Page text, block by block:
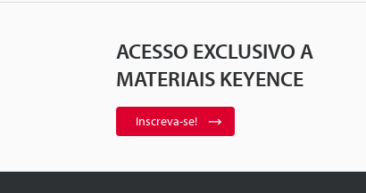
ACESSO EXCLUSIVO A
MATERIAIS KEYENCE
Inscreva-se!